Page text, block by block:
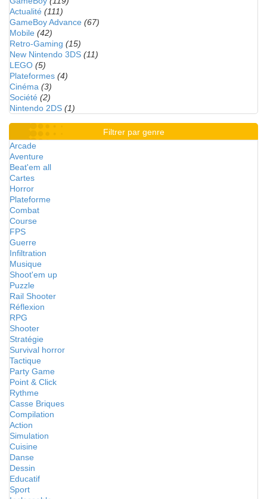
Actualité (111)
GameBoy Advance (67)
Mobile (42)
Retro-Gaming (15)
New Nintendo 3DS (11)
LEGO (5)
Plateformes (4)
Cinéma (3)
Société (2)
Nintendo 2DS (1)
Filtrer par genre
Arcade
Aventure
Beat'em all
Cartes
Horror
Plateforme
Combat
Course
FPS
Guerre
Infiltration
Musique
Shoot'em up
Puzzle
Rail Shooter
Réflexion
RPG
Shooter
Stratégie
Survival horror
Tactique
Party Game
Point & Click
Rythme
Casse Briques
Compilation
Action
Simulation
Cuisine
Danse
Dessin
Educatif
Sport